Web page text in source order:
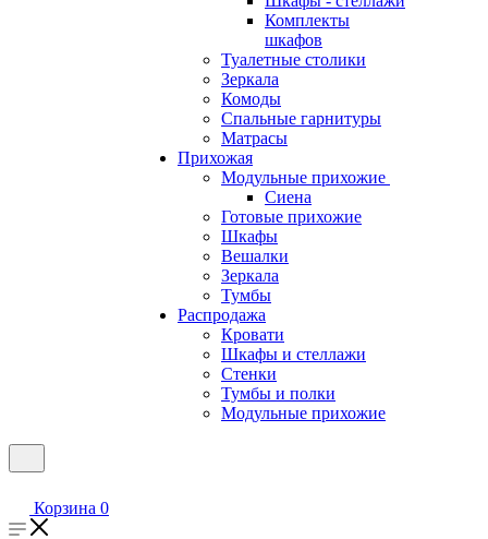
Комплекты
шкафов
Туалетные столики
Зеркала
Комоды
Спальные гарнитуры
Матрасы
Прихожая
Модульные прихожие
Сиена
Готовые прихожие
Шкафы
Вешалки
Зеркала
Тумбы
Распродажа
Кровати
Шкафы и стеллажи
Стенки
Тумбы и полки
Модульные прихожие
Корзина 0